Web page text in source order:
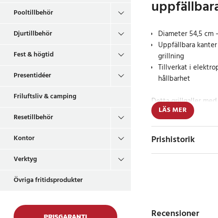
Pooltillbehör
Djurtillbehör
Fest & högtid
Presentidéer
Friluftsliv & camping
Resetillbehör
Kontor
Verktyg
Övriga fritidsprodukter
Diameter 54,5 cm
Uppfällbara
grillning
Tillverkat i
hållbarhet
Detta grillgaller
utrustat med
enkelt att fylla på
hela gallret. Gallret
järntråd som är
ger lång livslängd
LÄS MER
Prishistorik
Recensioner